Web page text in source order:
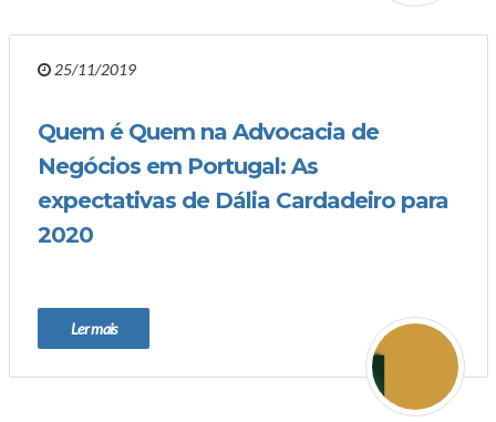
25/11/2019
Quem é Quem na Advocacia de
Negócios em Portugal: As
expectativas de Dália Cardadeiro para
2020
Ler mais